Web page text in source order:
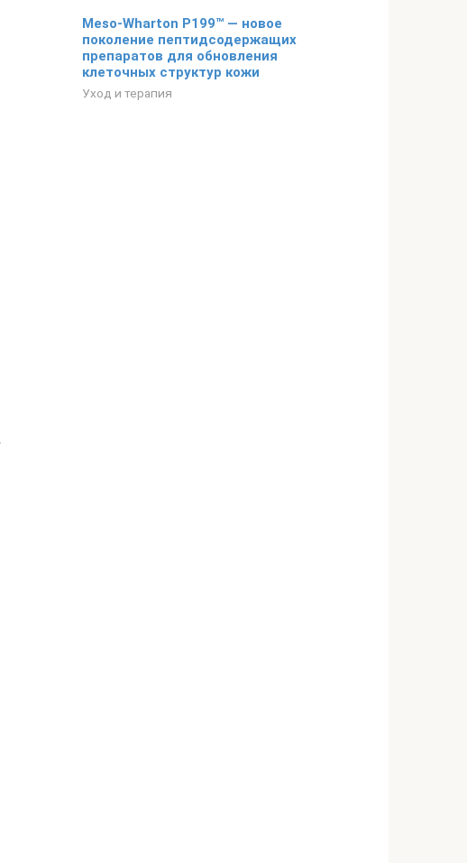
Meso-Wharton P199™ — новое
поколение пептидсодержащих
препаратов для обновления
клеточных структур кожи
Уход и терапия